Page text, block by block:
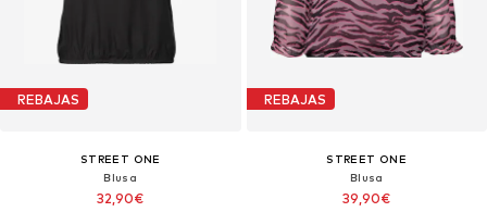
REBAJAS
STREET ONE
Blusa
32,90€
REBAJAS
STREET ONE
Blusa
39,90€